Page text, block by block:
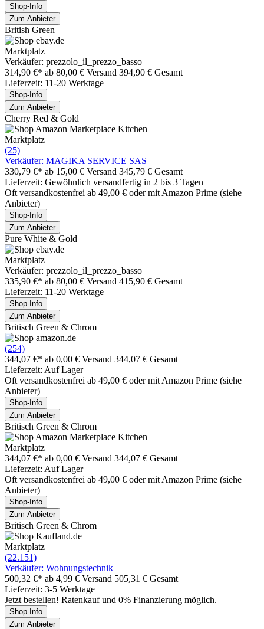
Shop-Info
Zum Anbieter
British Green
Marktplatz
Verkäufer: prezzolo_il_prezzo_basso
314,90 €* ab 80,00 € Versand 394,90 € Gesamt
Lieferzeit: 11-20 Werktage
Shop-Info
Zum Anbieter
Cherry Red & Gold
Marktplatz
(25)
Verkäufer: MAGIKA SERVICE SAS
330,79 €* ab 15,00 € Versand 345,79 € Gesamt
Lieferzeit: Gewöhnlich versandfertig in 2 bis 3 Tagen
Oft versandkostenfrei ab 49,00 € oder mit Amazon Prime (siehe
Anbieter)
Shop-Info
Zum Anbieter
Pure White & Gold
Marktplatz
Verkäufer: prezzolo_il_prezzo_basso
335,90 €* ab 80,00 € Versand 415,90 € Gesamt
Lieferzeit: 11-20 Werktage
Shop-Info
Zum Anbieter
Britisch Green & Chrom
(254)
344,07 €* ab 0,00 € Versand 344,07 € Gesamt
Lieferzeit: Auf Lager
Oft versandkostenfrei ab 49,00 € oder mit Amazon Prime (siehe
Anbieter)
Shop-Info
Zum Anbieter
Britisch Green & Chrom
Marktplatz
344,07 €* ab 0,00 € Versand 344,07 € Gesamt
Lieferzeit: Auf Lager
Oft versandkostenfrei ab 49,00 € oder mit Amazon Prime (siehe
Anbieter)
Shop-Info
Zum Anbieter
Britisch Green & Chrom
Marktplatz
(22.151)
Verkäufer: Wohnungstechnik
500,32 €* ab 4,99 € Versand 505,31 € Gesamt
Lieferzeit: 3-5 Werktage
Jetzt bestellen! Ratenkauf und 0% Finanzierung möglich.
Shop-Info
Zum Anbieter